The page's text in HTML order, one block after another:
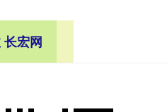
长宏网